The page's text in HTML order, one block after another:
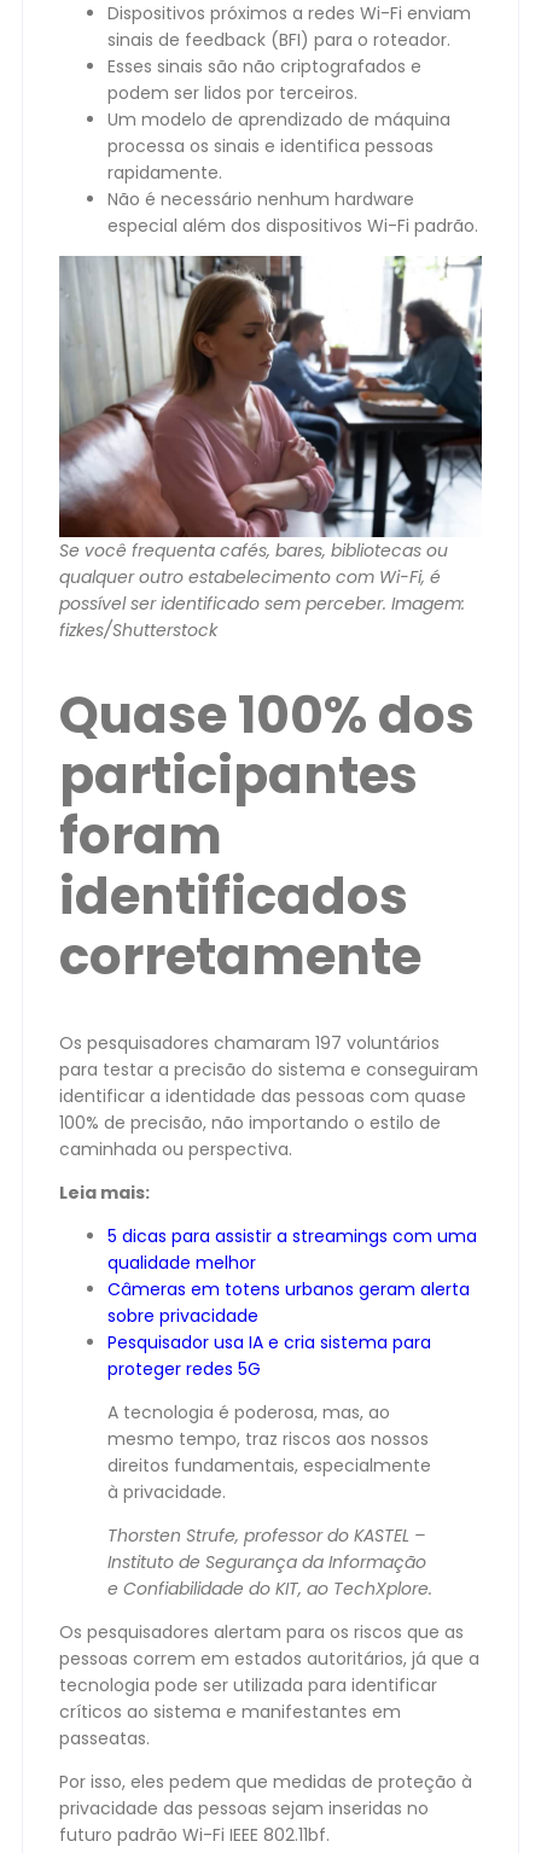
Dispositivos próximos a redes Wi-Fi enviam
sinais de feedback (BFI) para o roteador.
Esses sinais são não criptografados e
podem ser lidos por terceiros.
Um modelo de aprendizado de máquina
processa os sinais e identifica pessoas
rapidamente.
Não é necessário nenhum hardware
especial além dos dispositivos Wi-Fi padrão.
Se você frequenta cafés, bares, bibliotecas ou
qualquer outro estabelecimento com Wi-Fi, é
possível ser identificado sem perceber. Imagem:
fizkes/Shutterstock
Quase 100% dos
participantes
foram
identificados
corretamente
Os pesquisadores chamaram 197 voluntários
para testar a precisão do sistema e conseguiram
identificar a identidade das pessoas com quase
100% de precisão, não importando o estilo de
caminhada ou perspectiva.
Leia mais:
5 dicas para assistir a streamings com uma
qualidade melhor
Câmeras em totens urbanos geram alerta
sobre privacidade
Pesquisador usa IA e cria sistema para
proteger redes 5G
A tecnologia é poderosa, mas, ao
mesmo tempo, traz riscos aos nossos
direitos fundamentais, especialmente
à privacidade.
Thorsten Strufe, professor do KASTEL –
Instituto de Segurança da Informação
e Confiabilidade do KIT, ao TechXplore.
Os pesquisadores alertam para os riscos que as
pessoas correm em estados autoritários, já que a
tecnologia pode ser utilizada para identificar
críticos ao sistema e manifestantes em
passeatas.
Por isso, eles pedem que medidas de proteção à
privacidade das pessoas sejam inseridas no
futuro padrão Wi-Fi IEEE 802.11bf.